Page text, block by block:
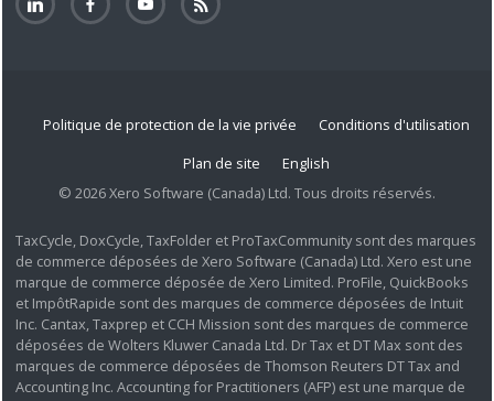
Politique de protection de la vie privée
Conditions d'utilisation
Plan de site
English
© 2026 Xero Software (Canada) Ltd. Tous droits réservés.
TaxCycle, DoxCycle, TaxFolder et ProTaxCommunity sont des marques
de commerce déposées de Xero Software (Canada) Ltd. Xero est une
marque de commerce déposée de Xero Limited. ProFile, QuickBooks
et ImpôtRapide sont des marques de commerce déposées de Intuit
Inc. Cantax, Taxprep et CCH Mission sont des marques de commerce
déposées de Wolters Kluwer Canada Ltd. Dr Tax et DT Max sont des
marques de commerce déposées de Thomson Reuters DT Tax and
Accounting Inc. Accounting for Practitioners (AFP) est une marque de